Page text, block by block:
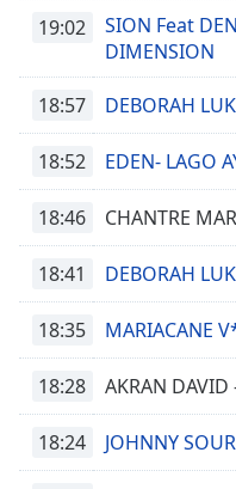
19:02
SION Feat
DIMENSION
18:57 DEBORAH
18:52 EDEN- LAGO
18:46 CHANTRE
18:41 DEBORAH
18:35 MARIACANE
18:28 AKRAN
18:24 JOHNNY